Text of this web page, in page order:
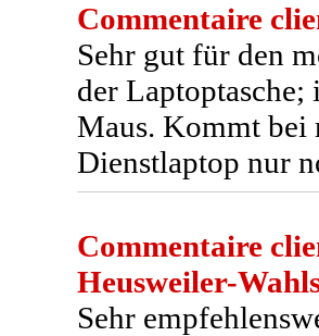
Commentaire
Sehr gut für den
der
Maus. Kommt bei
Dienstlaptop nur
Commentaire
Heusweiler-
Sehr